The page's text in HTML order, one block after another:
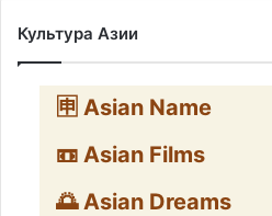
Культура Азии
🈸 Asian Name
📼 Asian Films
🌅 Asian Dreams